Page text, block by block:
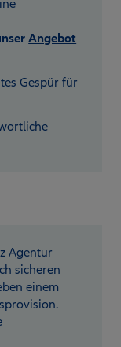
Angebot
Gespür für
Agentur
sicheren
einem